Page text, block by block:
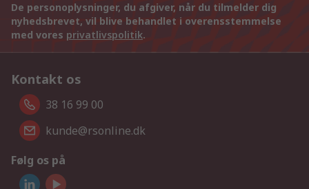
De personoplysninger, du afgiver, når du tilmelder dig
nyhedsbrevet, vil blive behandlet i overensstemmelse
med vores privatlivspolitik.
Kontakt os
38 16 99 00
kunde@rsonline.dk
Følg os på